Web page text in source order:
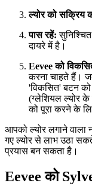
ल्योर को सक्रिय
पास रहें:
दायरे में है।
Eevee को
करना चाहते हैं।
'विकसित' बटन को
(ग्लेशियल ल्योर के
को पूरा करने के
आपको ल्योर लगाने वाला
गए ल्योर से लाभ उठा
प्रयास बन सकता है।
Eevee को